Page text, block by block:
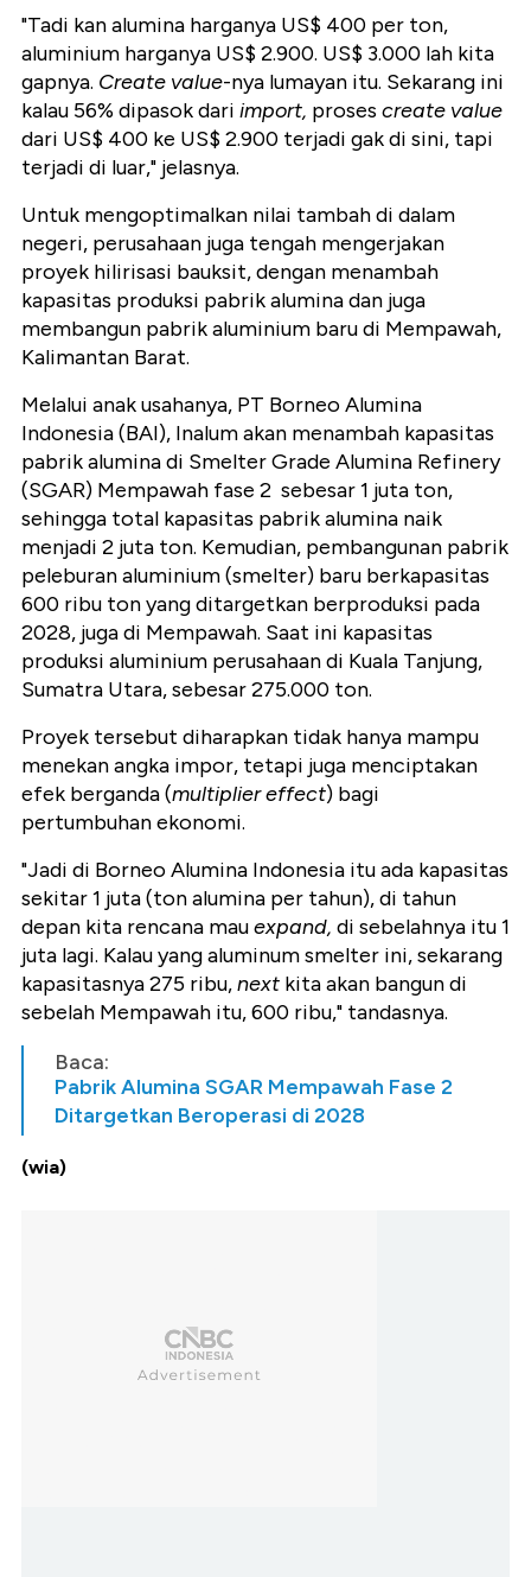
"Tadi kan alumina harganya US$ 400 per ton,
aluminium harganya US$ 2.900. US$ 3.000 lah kita
gapnya. Create value-nya lumayan itu. Sekarang ini
kalau 56% dipasok dari import, proses create value
dari US$ 400 ke US$ 2.900 terjadi gak di sini, tapi
terjadi di luar," jelasnya.
Untuk mengoptimalkan nilai tambah di dalam
negeri, perusahaan juga tengah mengerjakan
proyek hilirisasi bauksit, dengan menambah
kapasitas produksi pabrik alumina dan juga
membangun pabrik aluminium baru di Mempawah,
Kalimantan Barat.
Melalui anak usahanya, PT Borneo Alumina
Indonesia (BAI), Inalum akan menambah kapasitas
pabrik alumina di Smelter Grade Alumina Refinery
(SGAR) Mempawah fase 2 sebesar 1 juta ton,
sehingga total kapasitas pabrik alumina naik
menjadi 2 juta ton. Kemudian, pembangunan pabrik
peleburan aluminium (smelter) baru berkapasitas
600 ribu ton yang ditargetkan berproduksi pada
2028, juga di Mempawah. Saat ini kapasitas
produksi aluminium perusahaan di Kuala Tanjung,
Sumatra Utara, sebesar 275.000 ton.
Proyek tersebut diharapkan tidak hanya mampu
menekan angka impor, tetapi juga menciptakan
efek berganda (multiplier effect) bagi
pertumbuhan ekonomi.
"Jadi di Borneo Alumina Indonesia itu ada kapasitas
sekitar 1 juta (ton alumina per tahun), di tahun
depan kita rencana mauexpand, di sebelahnya itu 1
juta lagi. Kalau yang aluminum smelter ini, sekarang
kapasitasnya 275 ribu,next kita akan bangun di
sebelah Mempawah itu, 600 ribu," tandasnya.
Baca:
Pabrik Alumina SGAR Mempawah Fase 2
Ditargetkan Beroperasi di 2028
(wia)